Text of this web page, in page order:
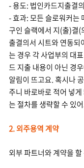
- 용도: 법인카드지출결
- 효과: 모든 슬로워커는
구인 슬랙에서 지(출)결(
출결의서 시트와 연동되
는 경우 각 사업부의 대
드 지출 내용이 아닌 경
알림이 뜨고요. 혹시나
주니 바로바로 적어 넣
는 절차를 생략할 수 있
2. 외주용역 계약
외부 파트너와 계약을 할